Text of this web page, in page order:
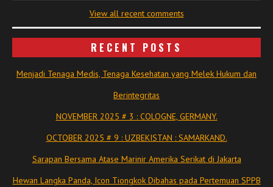
View all recent comments
RECENT POSTS
Menjadi Tenaga Medis, Tenaga Kesehatan yang Melek Hukum dan
Berintegritas
NOVEMBER 2025 # 3 : COLOGNE, GERMANY.
OCTOBER 2025 # 9 : UZBEKISTAN : SAMARKAND.
Sarapan Bersama Atase Marinir Amerika Serikat di Jakarta
Hewan Langka Panda, Icon Tiongkok Dibahas pada Pertemuan SPPB